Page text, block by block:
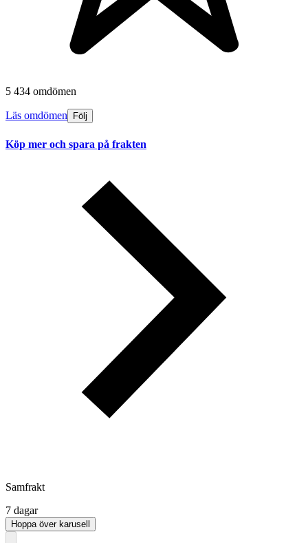
5 434 omdömen
Läs omdömen Följ
Köp mer och spara på frakten
Samfrakt
7 dagar
Hoppa över karusell